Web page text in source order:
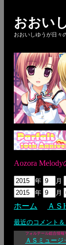
おおい
おおいしゆうが日々
Aozora Melody
年 月
年
月
ホーム Ａ
最近のコメント
フォルテール総合情報
ＡＳミュージ